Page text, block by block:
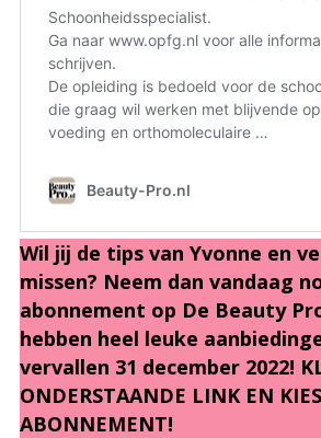
Wil jij de tips van Yvonne en
missen? Neem dan vandaag
abonnement op De Beauty
hebben heel leuke
vervallen 31 december 2022!
ONDERSTAANDE LINK EN
ABONNEMENT!